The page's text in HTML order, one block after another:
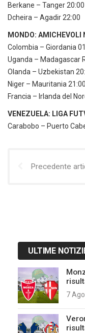
Berkane – Tanger 20:00
Dcheira – Agadir 22:00
MONDO: AMICHEVOLI
Colombia – Giordania
Uganda – Madagascar
Olanda – Uzbekistan
Niger – Mauritania 21:00
Francia – Irlanda del
VENEZUELA: LIGA
Carabobo – Puerto
Precedente
ULTIME
7